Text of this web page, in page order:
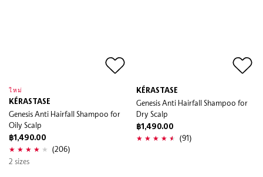
ใหม่
KÉRASTASE
Genesis Anti Hairfall Shampoo for
Oily Scalp
฿1,490.00
(206)
2 sizes
KÉRASTASE
Genesis Anti Hairfall Shampoo for
Dry Scalp
฿1,490.00
(91)